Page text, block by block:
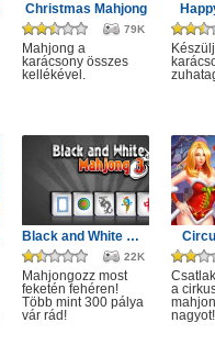
Christmas Mahjong
79K
Mahjong a
karácsony összes
kellékével.
Black and White Mahjong 3
22K
Mahjongozz most
feketén fehéren!
Több mint 300 pálya
vár rád!
a
nagyot!